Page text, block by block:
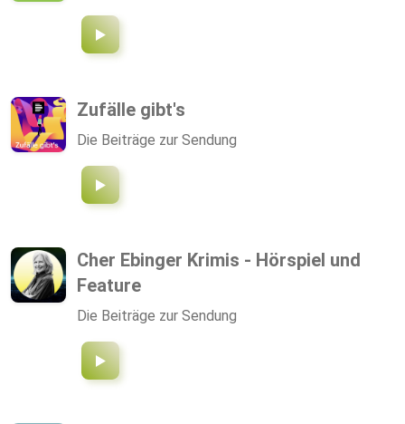
Zufälle gibt's
Die Beiträge zur Sendung
Cher Ebinger Krimis - Hörspiel und
Feature
Die Beiträge zur Sendung